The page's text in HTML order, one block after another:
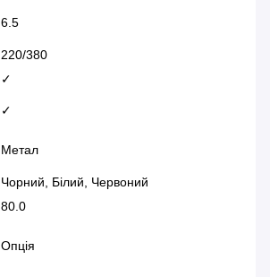
6.5
220/380
✓
✓
Метал
Чорний, Білий, Червоний
80.0
Опція